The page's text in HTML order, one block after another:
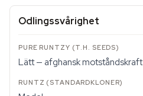
Odlingssvårighet
Lätt — afghansk motståndskraft